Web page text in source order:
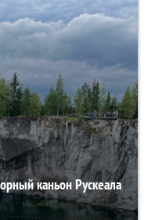
каньон Рускеала